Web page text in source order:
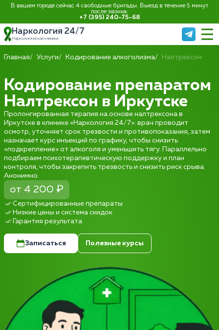
В вашем городе сейчас 4 свободные бригады. Выезд в течение 5 минут
после звонка:
+7 (395) 240-75-68
Наркология 24/7
Наркологическая клиника
Главная Услуги Кодирование алкоголизма Налтрексон
Кодирование препаратом
Налтрексон в Иркутске
Пролонгированная терапия на основе налтрексона в
Иркутске в клинике «Наркология 24/7»: врач проводит
осмотр, уточняет срок трезвости и противопоказания, затем
назначает курс инъекций по графику, чтобы снизить
«подкрепление» от алкоголя и уменьшить тягу. Параллельно
подбираем психотерапевтическую поддержку и план
контроля, чтобы закрепить трезвость и снизить риск срыва.
Анонимно.
от 4 200 ₽
Сертифицированные препараты
Низкие цены и система скидок
Гарантия результата
Записаться Полезные курсы